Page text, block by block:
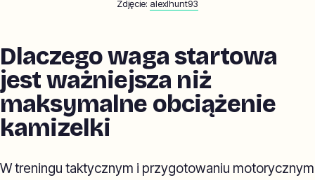
Zdjęcie: alexlhunt93
Dlaczego waga startowa
jest ważniejsza niż
maksymalne obciążenie
kamizelki
W treningu taktycznym i przygotowaniu motorycznym